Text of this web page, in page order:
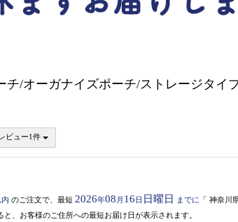
チ/オーガナイズポーチ/ストレージタイ
ビュー1件
のご注文で、最短 2026年08 月 16日 日曜日 までに 「 神奈川
と、お客様のご住所への最短お届け日が表示されます。